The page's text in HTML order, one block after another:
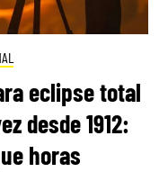
eclipse total
desde 1912:
horas